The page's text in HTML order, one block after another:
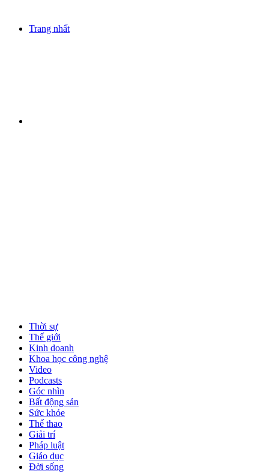
Trang nhất
Thời sự
Thế giới
Kinh doanh
Khoa học công nghệ
Video
Podcasts
Góc nhìn
Bất động sản
Sức khỏe
Thể thao
Giải trí
Pháp luật
Giáo dục
Đời sống